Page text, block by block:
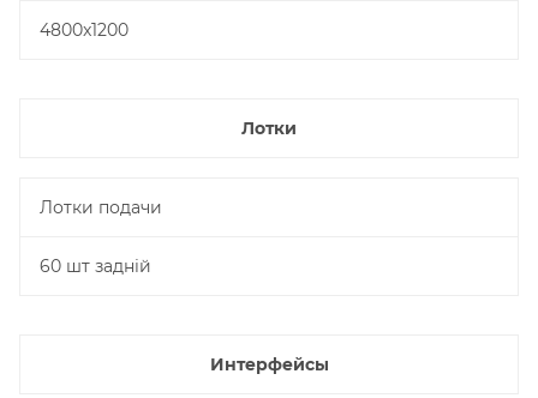
4800x1200
Лотки
Лотки подачи
60 шт задній
Интерфейсы